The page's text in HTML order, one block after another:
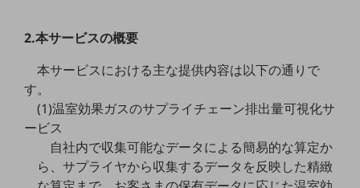
業種・業態で探す
一次産業
医療・介護
2.本サービスの概要
本サービスにおける主な提供内容は以下の通りで
す。
(1)温室効果ガスのサプライチェーン排出量可視化サ
ービス
自社内で収集可能なデータによる簡易的な算定か
ら、サプライヤから収集するデータを反映した精緻